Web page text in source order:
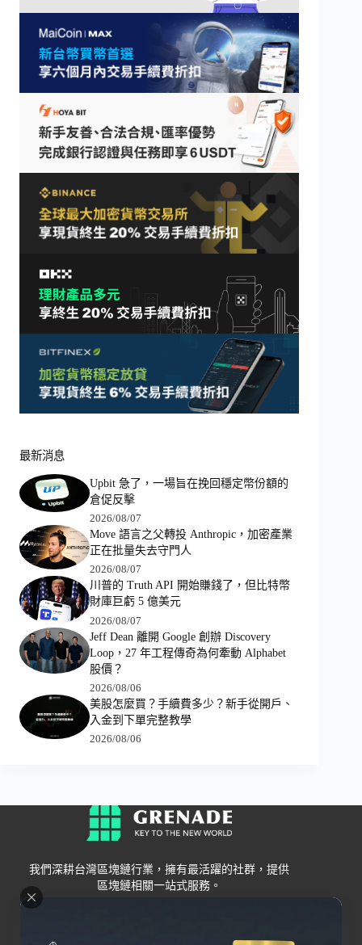
最新消息
Upbit 急了，一場旨在挽回穩定幣份額的
倉促反擊
2026/08/07
Move 語言之父轉投 Anthropic，加密產業
正在批量失去守門人
2026/08/07
川普的 Truth API 開始賺錢了，但比特幣
財庫巨虧 5 億美元
2026/08/07
Jeff Dean 離開 Google 創辦 Discovery
Loop，27 年工程傳奇為何牽動 Alphabet
股價？
2026/08/06
美股怎麼買？手續費多少？新手從開戶、
入金到下單完整教學
2026/08/06
我們深耕台灣區塊鏈行業，擁有最活躍的社群，提供
區塊鏈相關一站式服務。